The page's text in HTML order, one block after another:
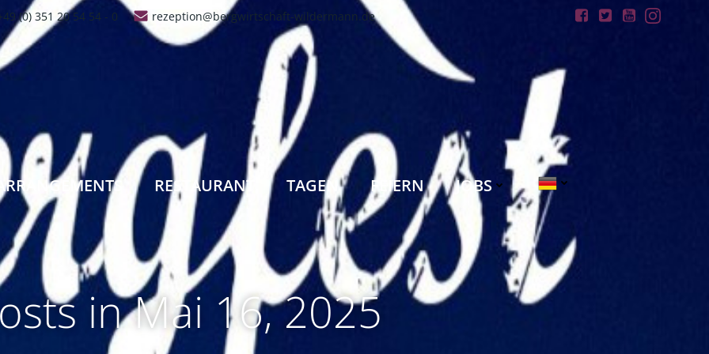
(0) 351 20 54 54 - 0 rezeption@bergwirtschaft-wildermann.de
ARRANGEMENTS RESTAURANT TAGEN FEIERN JOBS
in Mai 16, 2025